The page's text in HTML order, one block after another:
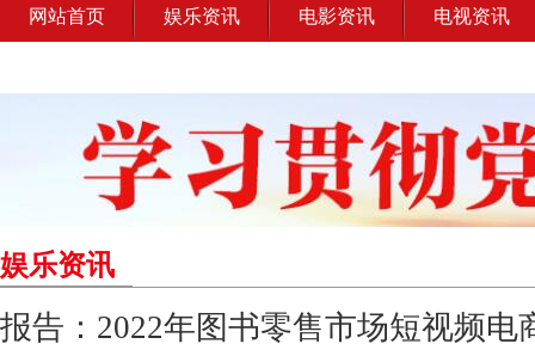
网站首页 娱乐资讯 电影资讯 电视资讯
娱乐资讯
报告：2022年图书零售市场短视频电